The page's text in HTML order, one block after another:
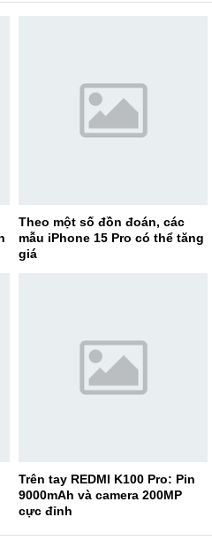
Theo một số đồn đoán, các
mẫu iPhone 15 Pro có thể tăng
giá
Trên tay REDMI K100 Pro: Pin
9000mAh và camera 200MP
cực đỉnh